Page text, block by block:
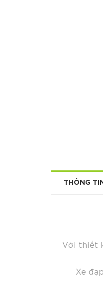
THÔNG
Với thiết
Xe